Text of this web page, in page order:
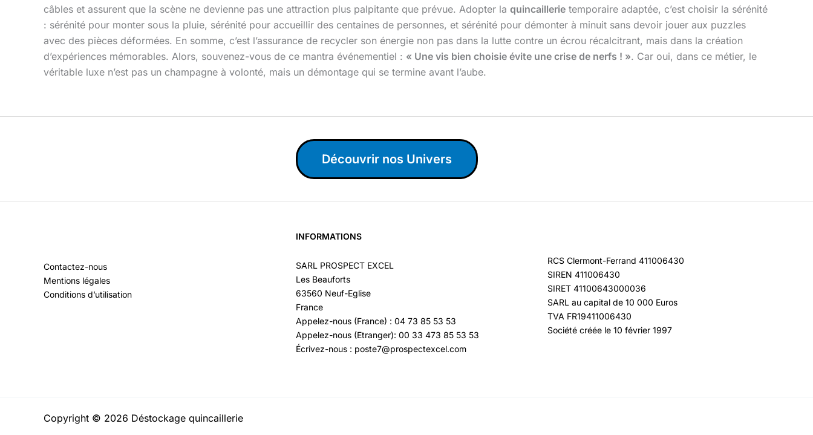
câbles et assurent que la scène ne devienne pas une attraction plus palpitante que prévue. Adopter la quincaillerie temporaire adaptée, c’est choisir la sérénité
: sérénité pour monter sous la pluie, sérénité pour accueillir des centaines de personnes, et sérénité pour démonter à minuit sans devoir jouer aux puzzles
avec des pièces déformées. En somme, c’est l’assurance de recycler son énergie non pas dans la lutte contre un écrou récalcitrant, mais dans la création
d’expériences mémorables. Alors, souvenez-vous de ce mantra événementiel : « Une vis bien choisie évite une crise de nerfs ! ». Car oui, dans ce métier, le
véritable luxe n’est pas un champagne à volonté, mais un démontage qui se termine avant l’aube.
Découvrir nos Univers
Contactez-nous
Mentions légales
Conditions d’utilisation
INFORMATIONS
SARL PROSPECT EXCEL
Les Beauforts
63560 Neuf-Eglise
France
Appelez-nous (France) : 04 73 85 53 53
Appelez-nous (Etranger): 00 33 473 85 53 53
Écrivez-nous : poste7@prospectexcel.com
RCS Clermont-Ferrand 411006430
SIREN 411006430
SIRET 41100643000036
SARL au capital de 10 000 Euros
TVA FR19411006430
Société créée le 10 février 1997
Copyright © 2026 Déstockage quincaillerie